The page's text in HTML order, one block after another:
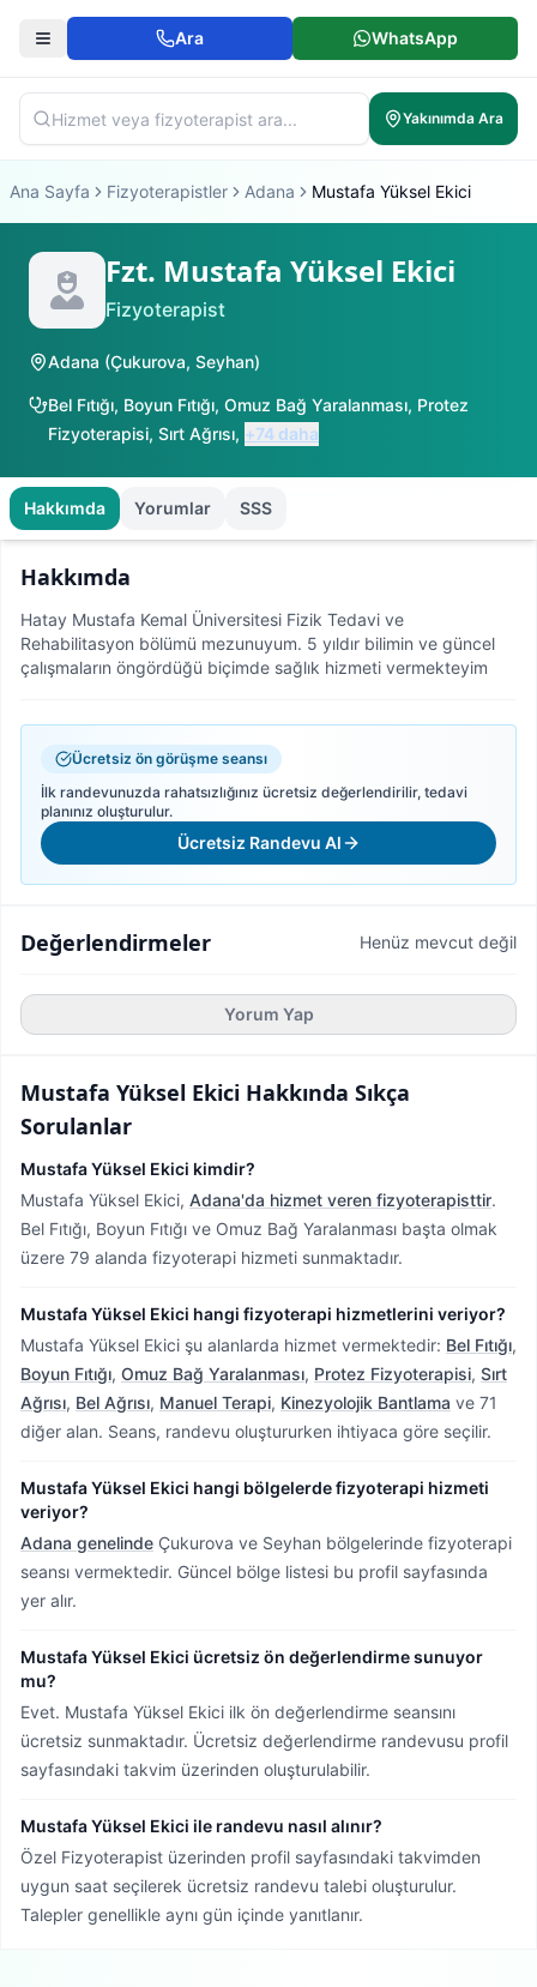
Ara WhatsApp
Yakınımda Ara
Ana Sayfa Fizyoterapistler Adana Mustafa Yüksel Ekici
Fzt. Mustafa Yüksel Ekici
Fizyoterapist
Adana (Çukurova, Seyhan)
Bel Fıtığı, Boyun Fıtığı, Omuz Bağ Yaralanması, Protez
Fizyoterapisi, Sırt Ağrısı, +74 daha
Hakkımda Yorumlar SSS
Hakkımda
Hatay Mustafa Kemal Üniversitesi Fizik Tedavi ve
Rehabilitasyon bölümü mezunuyum. 5 yıldır bilimin ve güncel
çalışmaların öngördüğü biçimde sağlık hizmeti vermekteyim
Ücretsiz ön görüşme seansı
İlk randevunuzda rahatsızlığınız ücretsiz değerlendirilir, tedavi
planınız oluşturulur.
Ücretsiz Randevu Al
Değerlendirmeler Henüz mevcut değil
Yorum Yap
Mustafa Yüksel Ekici Hakkında Sıkça
Sorulanlar
Mustafa Yüksel Ekici kimdir?
Mustafa Yüksel Ekici, Adana'da hizmet veren fizyoterapisttir.
Bel Fıtığı, Boyun Fıtığı ve Omuz Bağ Yaralanması başta olmak
üzere 79 alanda fizyoterapi hizmeti sunmaktadır.
Mustafa Yüksel Ekici hangi fizyoterapi hizmetlerini veriyor?
Mustafa Yüksel Ekici şu alanlarda hizmet vermektedir: Bel Fıtığı,
Boyun Fıtığı, Omuz Bağ Yaralanması, Protez Fizyoterapisi, Sırt
Ağrısı, Bel Ağrısı, Manuel Terapi, Kinezyolojik Bantlama ve 71
diğer alan. Seans, randevu oluştururken ihtiyaca göre seçilir.
Mustafa Yüksel Ekici hangi bölgelerde fizyoterapi hizmeti
veriyor?
Adana genelinde Çukurova ve Seyhan bölgelerinde fizyoterapi
seansı vermektedir. Güncel bölge listesi bu profil sayfasında
yer alır.
Mustafa Yüksel Ekici ücretsiz ön değerlendirme sunuyor
mu?
Evet. Mustafa Yüksel Ekici ilk ön değerlendirme seansını
ücretsiz sunmaktadır. Ücretsiz değerlendirme randevusu profil
sayfasındaki takvim üzerinden oluşturulabilir.
Mustafa Yüksel Ekici ile randevu nasıl alınır?
Özel Fizyoterapist üzerinden profil sayfasındaki takvimden
uygun saat seçilerek ücretsiz randevu talebi oluşturulur.
Talepler genellikle aynı gün içinde yanıtlanır.